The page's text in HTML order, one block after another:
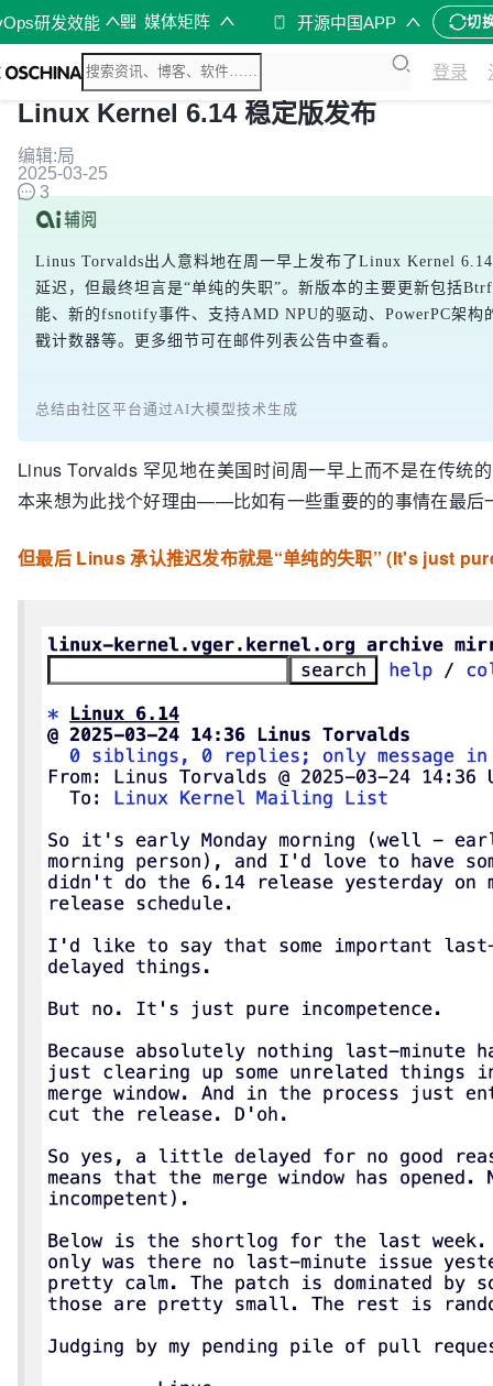
研发效能 媒体矩阵 开源中国APP 切
登录
Linux Kernel 6.14 稳定版发布
编辑:局
2025-03-25
3
Linus Torvalds出人意料地在周一早上发布了Linux Kernel
延迟，但最终坦言是“单纯的失职”。新版本的主要更新包括
能、新的fsnotify事件、支持AMD NPU的驱动、PowerPC架
戳计数器等。更多细节可在邮件列表公告中查看。
总结由社区平台通过AI大模型技术生成
Linus Torvalds 罕见地在美国时间周一早上而不是在传统
本来想为此找个好理由——比如有一些重要的的事情在最后
但最后 Linus 承认推迟发布就是“单纯的失职” (It's just